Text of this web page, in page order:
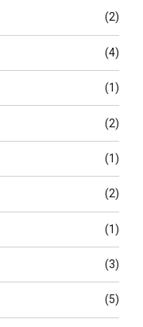
(2)
(4)
(1)
(2)
(1)
(2)
(1)
(3)
(5)